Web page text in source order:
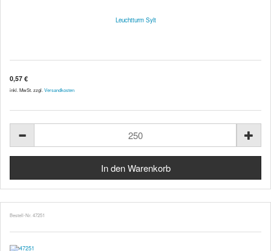
Leuchtturm Sylt
0,57 €
inkl. MwSt. zzgl. Versandkosten
Bestell-Nr. 47251